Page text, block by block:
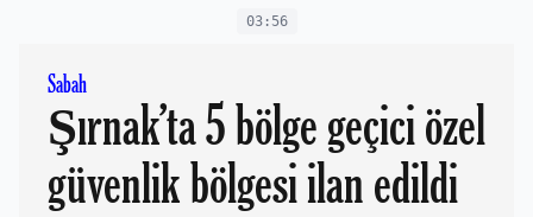
03:56
Sabah
Şırnak’ta 5 bölge geçici özel
güvenlik bölgesi ilan edildi